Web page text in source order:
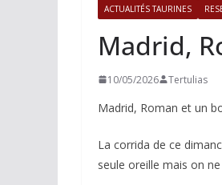
ACTUALITÉS TAURINES
Madrid,
10/05/2026 Tertulias
Madrid, Roman et un
La corrida de ce
seule oreille mais on ne